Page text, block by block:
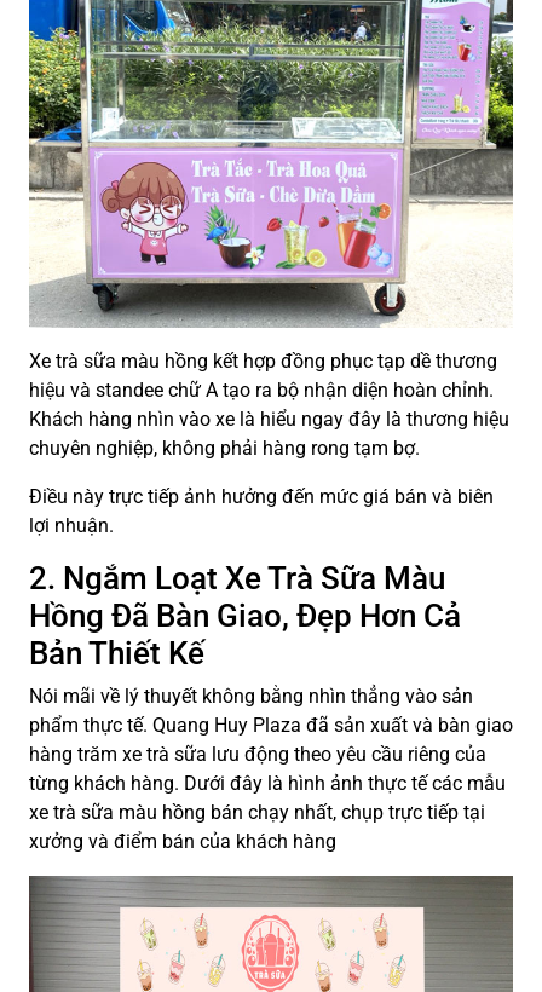
Xe trà sữa màu hồng kết hợp đồng phục tạp dề thương
hiệu và standee chữ A tạo ra bộ nhận diện hoàn chỉnh.
Khách hàng nhìn vào xe là hiểu ngay đây là thương hiệu
chuyên nghiệp, không phải hàng rong tạm bợ.
Điều này trực tiếp ảnh hưởng đến mức giá bán và biên
lợi nhuận.
2. Ngắm Loạt Xe Trà Sữa Màu
Hồng Đã Bàn Giao, Đẹp Hơn Cả
Bản Thiết Kế
Nói mãi về lý thuyết không bằng nhìn thẳng vào sản
phẩm thực tế. Quang Huy Plaza đã sản xuất và bàn giao
hàng trăm xe trà sữa lưu động theo yêu cầu riêng của
từng khách hàng. Dưới đây là hình ảnh thực tế các mẫu
xe trà sữa màu hồng bán chạy nhất, chụp trực tiếp tại
xưởng và điểm bán của khách hàng